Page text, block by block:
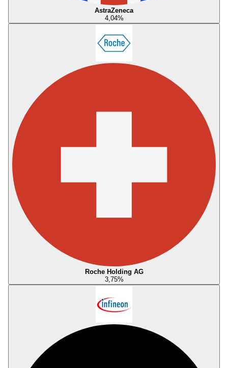
AstraZeneca
4,04%
Roche Holding AG
3,75%